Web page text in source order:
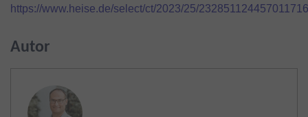
https://www.heise.de/select/ct/2023/25/
Autor